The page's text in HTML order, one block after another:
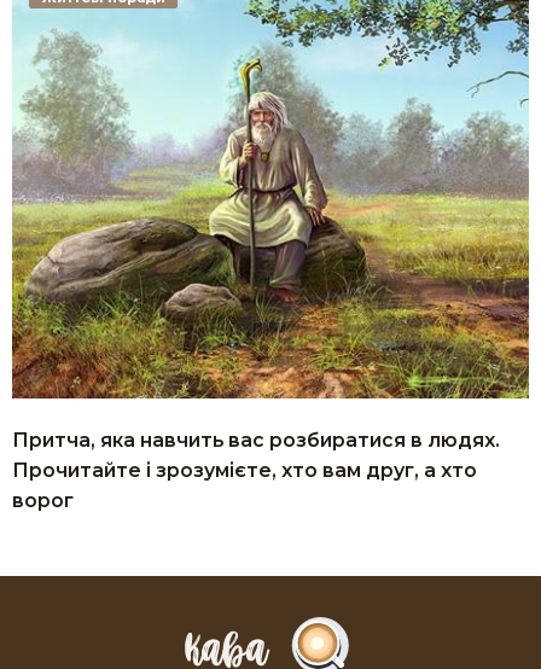
Притча, яка навчить вас розбиратися в людях.
Прочитайте і зрозумієте, хто вам друг, а хто
ворог